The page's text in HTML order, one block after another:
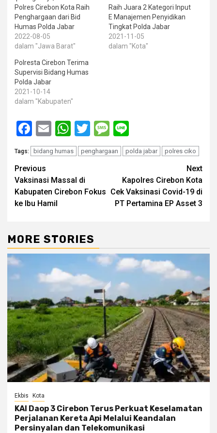
Polres Cirebon Kota Raih
Penghargaan dari Bid
Humas Polda Jabar
2022-08-05
dalam "Jawa Barat"
Raih Juara 2 Kategori Input
E Manajemen Penyidikan
Tingkat Polda Jabar
2021-11-05
dalam "Kota"
Polresta Cirebon Terima
Supervisi Bidang Humas
Polda Jabar
2021-10-14
dalam "Kabupaten"
Facebook
EmailWhatsApp
TwitterMessage
Tags: bidang humas penghargaan polda jabar polres ciko
Post
navigation
Previous
Vaksinasi Massal di
Kabupaten Cirebon Fokus
ke Ibu Hamil
Next
Kapolres Cirebon Kota
Cek Vaksinasi Covid-19 di
PT Pertamina EP Asset 3
MORE STORIES
Ekbis Kota
KAI Daop 3 Cirebon Terus Perkuat Keselamatan
Perjalanan Kereta Api Melalui Keandalan
Persinyalan dan Telekomunikasi